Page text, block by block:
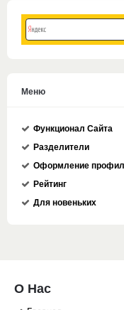
Меню
Функционал Сайта
Разделители
Оформление
Рейтинг
Для новеньких
О Нас